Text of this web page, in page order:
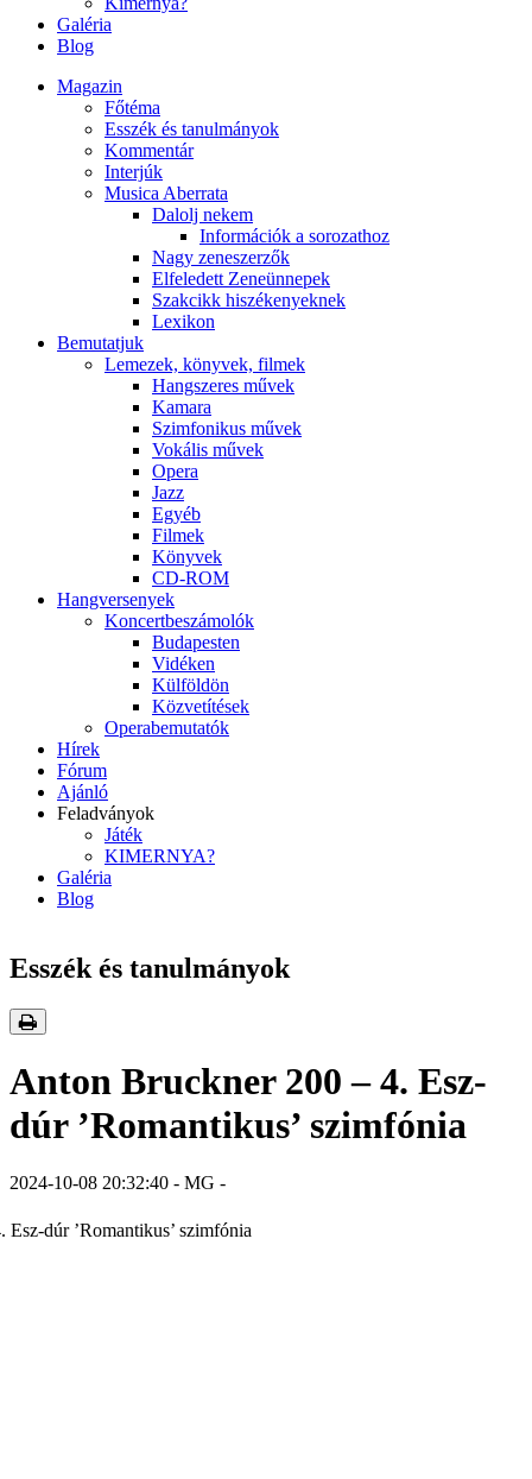
Galéria
Blog
Magazin
Főtéma
Esszék és tanulmányok
Kommentár
Interjúk
Musica Aberrata
Dalolj nekem
Információk a sorozathoz
Nagy zeneszerzők
Elfeledett Zeneünnepek
Szakcikk hiszékenyeknek
Lexikon
Bemutatjuk
Lemezek, könyvek, filmek
Hangszeres művek
Kamara
Szimfonikus művek
Vokális művek
Opera
Jazz
Egyéb
Filmek
Könyvek
CD-ROM
Hangversenyek
Koncertbeszámolók
Budapesten
Vidéken
Külföldön
Közvetítések
Operabemutatók
Hírek
Fórum
Ajánló
Feladványok
Játék
KIMERNYA?
Galéria
Blog
Esszék és tanulmányok
Anton Bruckner 200 – 4. Esz-
dúr ’Romantikus’ szimfónia
2024-10-08 20:32:40 - MG -